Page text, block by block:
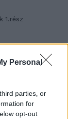
Personal
parties, or
for
opt-out
1.rész